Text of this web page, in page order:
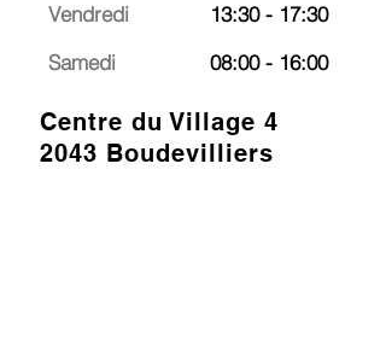
Vendredi
Samedi
13:30 - 17:30
08:00 - 16:00
Centre du Village 4
2043 Boudevilliers